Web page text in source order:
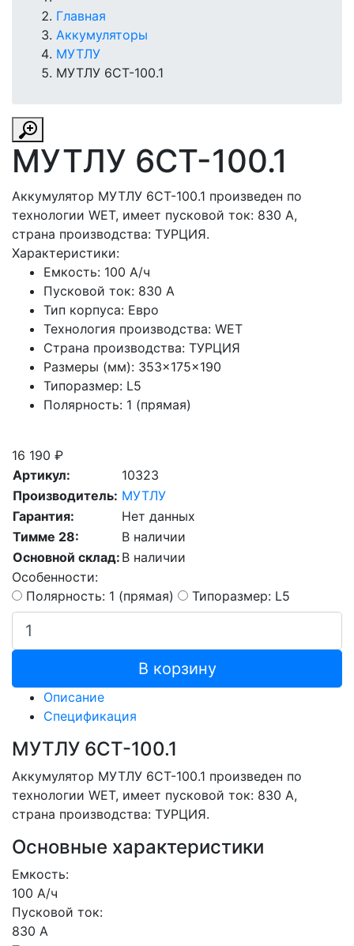
Главная
Аккумуляторы
МУТЛУ
МУТЛУ 6СТ-100.1
МУТЛУ 6СТ-100.1
Аккумулятор МУТЛУ 6СТ-100.1 произведен по
технологии WET, имеет пусковой ток: 830 A,
страна производства: ТУРЦИЯ.
Характеристики:
Емкость: 100 А/ч
Пусковой ток: 830 А
Тип корпуса: Евро
Технология производства: WET
Страна производства: ТУРЦИЯ
Размеры (мм): 353×175×190
Типоразмер: L5
Полярность: 1 (прямая)
16 190 ₽
Артикул:
10323
Производитель: МУТЛУ
Гарантия:
Нет данных
Тимме 28:
В наличии
Основной склад: В наличии
Особенности:
Полярность: 1 (прямая)
Типоразмер: L5
В корзину
Описание
Спецификация
МУТЛУ 6СТ-100.1
Аккумулятор МУТЛУ 6СТ-100.1 произведен по
технологии WET, имеет пусковой ток: 830 A,
страна производства: ТУРЦИЯ.
Основные характеристики
Емкость:
100 А/ч
Пусковой ток:
830 А